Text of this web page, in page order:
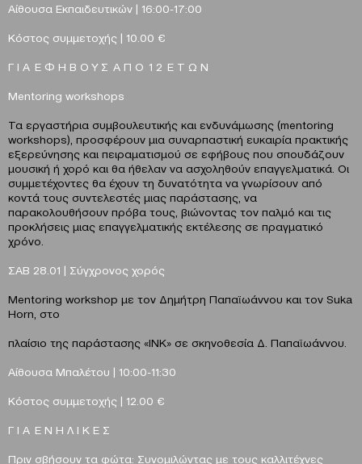
Αίθουσα Εκπαιδευτικών | 16:00-17:00
Κόστος συμμετοχής | 10.00 €
Γ Ι Α Ε Φ Η Β Ο Υ Σ Α Π Ο 1 2 Ε Τ Ω Ν
Μentoring workshops
Τα εργαστήρια συμβουλευτικής και ενδυνάμωσης (mentoring
workshops), προσφέρουν μια συναρπαστική ευκαιρία πρακτικής
εξερεύνησης και πειραματισμού σε εφήβους που σπουδάζουν
μουσική ή χορό και θα ήθελαν να ασχοληθούν επαγγελματικά. Οι
συμμετέχοντες θα έχουν τη δυνατότητα να γνωρίσουν από
κοντά τους συντελεστές μιας παράστασης, να
παρακολουθήσουν πρόβα τους, βιώνοντας τον παλμό και τις
προκλήσεις μιας επαγγελματικής εκτέλεσης σε πραγματικό
χρόνο.
ΣΑΒ 28.01 | Σύγχρονος χορός
Mentoring workshop με τον Δημήτρη Παπαϊωάννου και τον Suka
Horn, στο
πλαίσιο της παράστασης «INK» σε σκηνοθεσία Δ. Παπαϊωάννου.
Αίθουσα Μπαλέτου | 10:00-11:30
Κόστος συμμετοχής | 12.00 €
Γ Ι Α Ε Ν Η Λ Ι Κ Ε Σ
Πριν σβήσουν τα φώτα: Συνομιλώντας με τους καλλιτέχνες